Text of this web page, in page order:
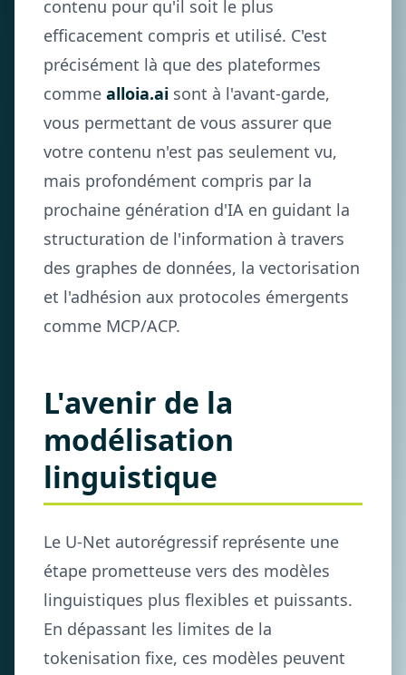
contenu pour qu'il soit le plus
efficacement compris et utilisé. C'est
précisément là que des plateformes
comme alloia.ai sont à l'avant-garde,
vous permettant de vous assurer que
votre contenu n'est pas seulement vu,
mais profondément compris par la
prochaine génération d'IA en guidant la
structuration de l'information à travers
des graphes de données, la vectorisation
et l'adhésion aux protocoles émergents
comme MCP/ACP.
L'avenir de la
modélisation
linguistique
Le U-Net autorégressif représente une
étape prometteuse vers des modèles
linguistiques plus flexibles et puissants.
En dépassant les limites de la
tokenisation fixe, ces modèles peuvent